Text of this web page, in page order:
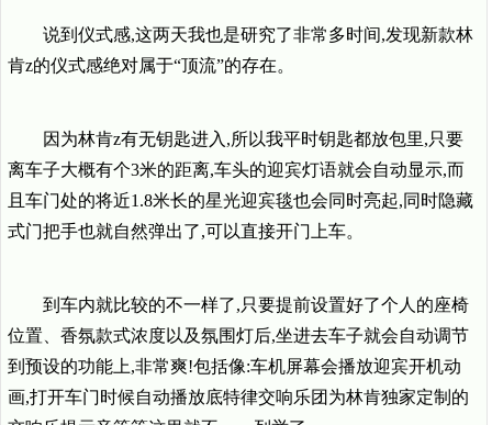
说到仪式感,这两天我也是研究了非常多时间,发现新款林
肯z的仪式感绝对属于“顶流”的存在。
因为林肯z有无钥匙进入,所以我平时钥匙都放包里,只要
离车子大概有个3米的距离,车头的迎宾灯语就会自动显示,而
且车门处的将近1.8米长的星光迎宾毯也会同时亮起,同时隐藏
式门把手也就自然弹出了,可以直接开门上车。
到车内就比较的不一样了,只要提前设置好了个人的座椅
位置、香氛款式浓度以及氛围灯后,坐进去车子就会自动调节
到预设的功能上,非常爽!包括像:车机屏幕会播放迎宾开机动
画,打开车门时候自动播放底特律交响乐团为林肯独家定制的